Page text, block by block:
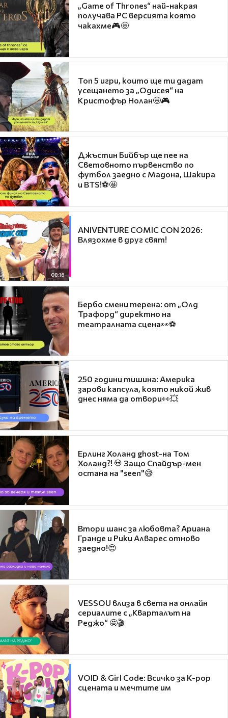
„Game of Thrones“ най-накрая
получава PC версията която
чакахме🎮🤩
Топ 5 игри, които ще ти дадат
усещането за „Одисея“ на
Кристофър Нолан🤩🎮
Джъстин Бийбър ще пее на
Световното първенство по
футбол заедно с Мадона, Шакира
и BTS!⚽🤩
08:16
ANIVENTURE COMIC CON 2026:
Влязохме в друг свят!
Бербо смени терена: от „Олд
Трафорд“ директно на
театралната сцена👀⚽
250 години тишина: Америка
зарови капсула, която никой жив
днес няма да отвори👀💥
Ерлинг Холанд ghost-на Том
Холанд?! 💀 Защо Спайдър-мен
остана на "seen"😅
Втори шанс за любовта? Ариана
Гранде и Рики Алварес отново
заедно!😍
VESSOU влиза в света на онлайн
сериалите с „Кварталът на
Реджо“ 🤩🎬
VOID & Girl Code: Всичко за K-pop
сцената и мечтите им